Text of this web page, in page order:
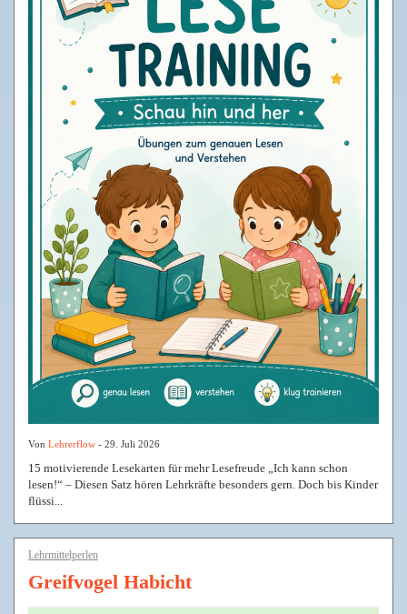
Von Lehrerflow - 29. Juli 2026
15 motivierende Lesekarten für mehr Lesefreude „Ich kann schon
lesen!“ – Diesen Satz hören Lehrkräfte besonders gern. Doch bis Kinder
flüssi...
Lehrmittelperlen
Greifvogel Habicht